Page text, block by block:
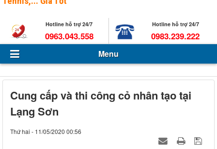
Tuyển dụng
Liên hệ
Hotline hỗ trợ 24/7
0963.043.558
Hotline hỗ trợ 24/7
0983.239.222
Menu
Cung cấp và thi công cỏ nhân tạo tại
Lạng Sơn
Thứ hai - 11/05/2020 00:56